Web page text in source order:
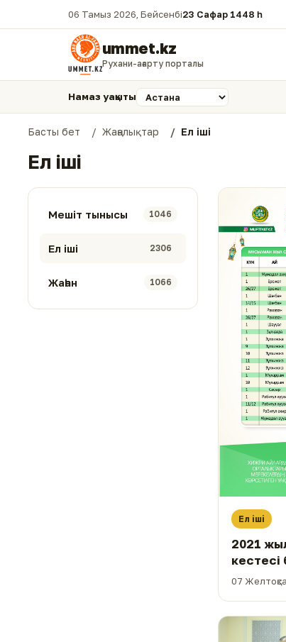
06 Тамыз 2026, Бейсенбі23 Сафар 1448 һ.
ummet.kz
Рухани-ағарту порталы
Намаз уақыты
Басты бет Жаңалықтар Ел іші
Ел іші
Мешіт тынысы 1046
Ел іші 2306
Жаһан 1066
Ел іші
2021
кестесі
07